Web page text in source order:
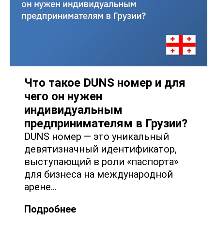
Что такое DUNS номер и для
чего он нужен
индивидуальным
предпринимателям в Грузии?
DUNS номер — это уникальный
девятизначный идентификатор,
выступающий в роли «паспорта»
для бизнеса на международной
арене…
Подробнее